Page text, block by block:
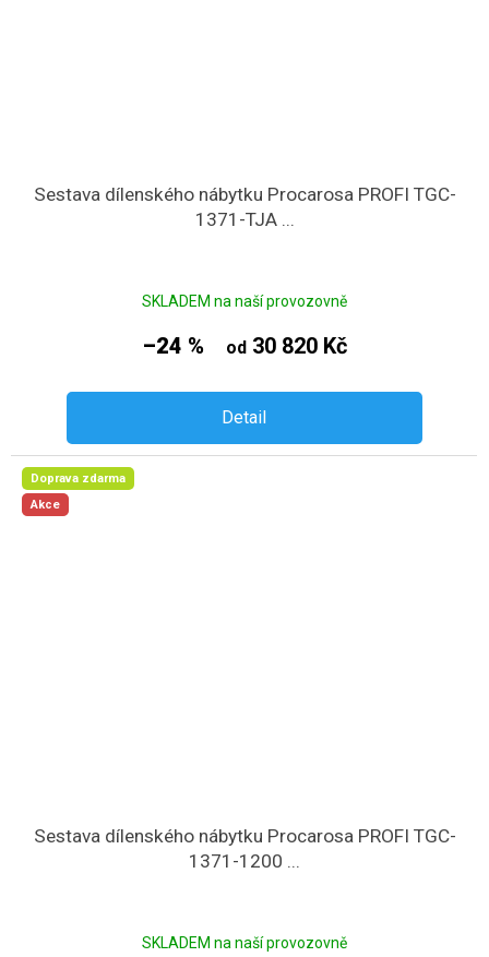
Sestava dílenského nábytku Procarosa PROFI TGC-
1371-TJA ...
SKLADEM na naší provozovně
–24 % od30 820 Kč
Detail
Doprava zdarma
Akce
Sestava dílenského nábytku Procarosa PROFI TGC-
1371-1200 ...
SKLADEM na naší provozovně